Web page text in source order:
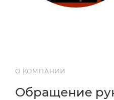
О КОМПАНИИ
Обращение